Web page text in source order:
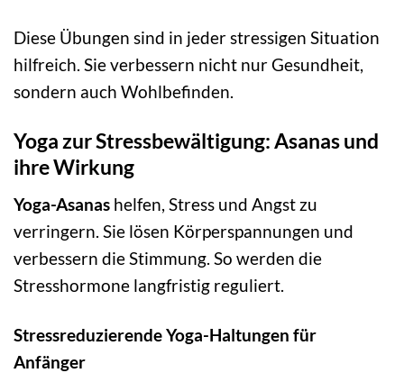
Diese Übungen sind in jeder stressigen Situation
hilfreich. Sie verbessern nicht nur Gesundheit,
sondern auch Wohlbefinden.
Yoga zur Stressbewältigung: Asanas und
ihre Wirkung
Yoga-Asanas helfen, Stress und Angst zu
verringern. Sie lösen Körperspannungen und
verbessern die Stimmung. So werden die
Stresshormone langfristig reguliert.
Stressreduzierende Yoga-Haltungen für
Anfänger